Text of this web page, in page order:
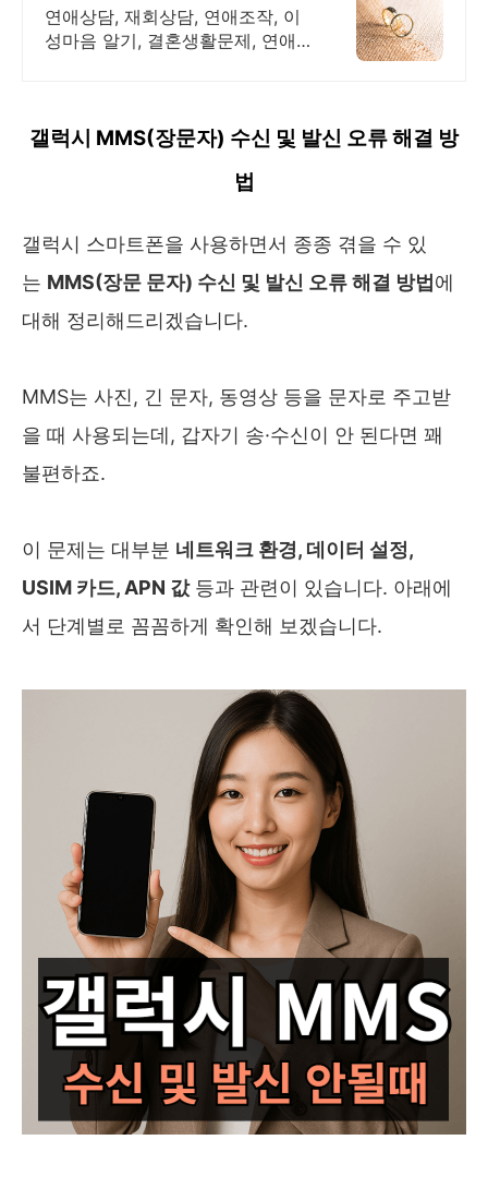
역할대행운영 실전경험 충분
연애상담, 재회상담, 연애조작, 이
성마음 알기, 결혼생활문제, 연애
갤럭시 MMS(장문자) 수신 및 발신 오류 해결 방
법
갤럭시 스마트폰을 사용하면서 종종 겪을 수 있
는 MMS(장문 문자) 수신 및 발신 오류 해결 방법 에
대해 정리해드리겠습니다.
MMS는 사진, 긴 문자, 동영상 등을 문자로 주고받
을 때 사용되는데, 갑자기 송·수신이 안 된다면 꽤
불편하죠.
이 문제는 대부분 네트워크 환경, 데이터 설정,
USIM 카드, APN 값 등과 관련이 있습니다. 아래에
서 단계별로 꼼꼼하게 확인해 보겠습니다.